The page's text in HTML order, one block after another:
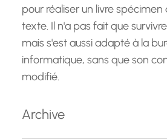
pour réaliser un livre
texte. Il n'a pas fait que
mais s'est aussi adapté à la
informatique, sans que son
modifié.
Archive